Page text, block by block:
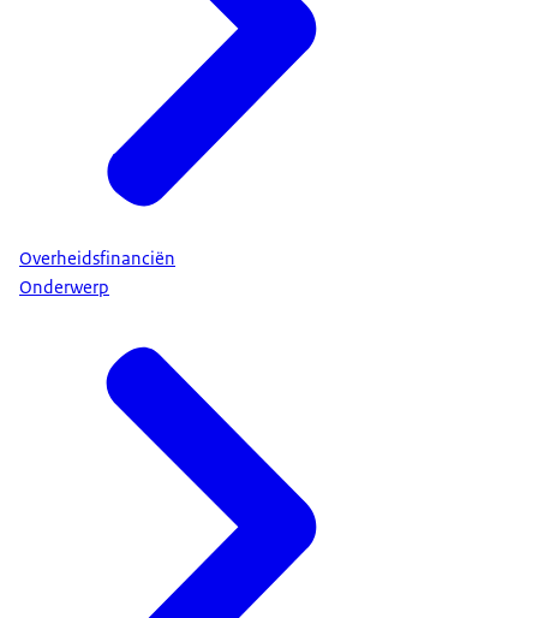
Overheidsfinanciën
Onderwerp